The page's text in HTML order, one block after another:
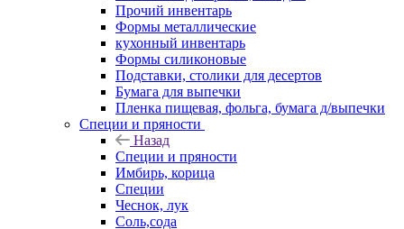
Прочий инвентарь
Формы металлические
кухонный инвентарь
Формы силиконовые
Подставки, столики для десертов
Бумага для выпечки
Пленка пищевая, фольга, бумага д/выпечки
Специи и пряности
Назад
Специи и пряности
Имбирь, корица
Специи
Чеснок, лук
Соль,сода